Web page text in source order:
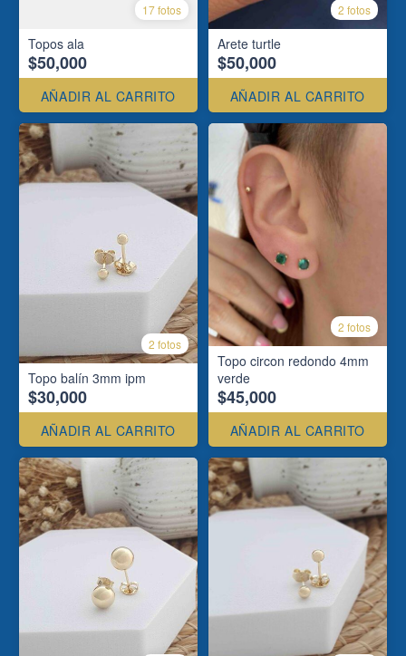
17 fotos
Topos ala
$50,000
AÑADIR AL CARRITO
2 fotos
Arete turtle
$50,000
AÑADIR AL CARRITO
2 fotos
Topo balín 3mm ipm
$30,000
AÑADIR AL CARRITO
2 fotos
Topo circon redondo 4mm
verde
$45,000
AÑADIR AL CARRITO